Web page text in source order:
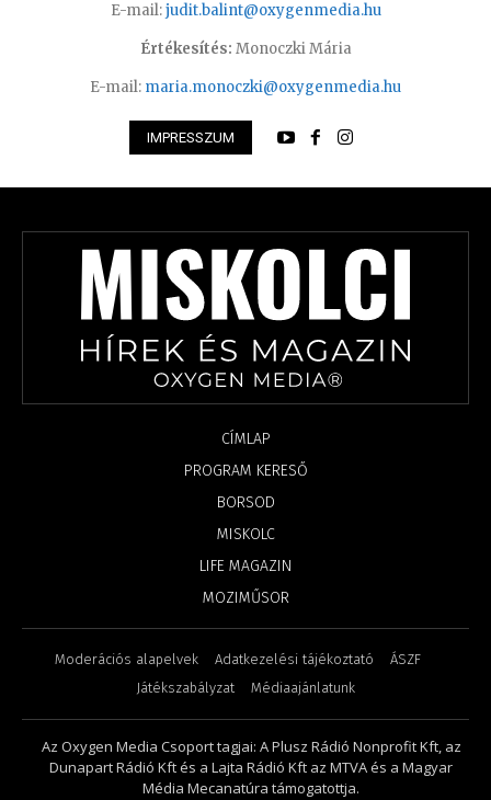
E-mail:judit.balint@oxygenmedia.hu
Értékesítés: Monoczki Mária
E-mail: maria.monoczki@oxygenmedia.hu
IMPRESSZUM
CÍMLAP
PROGRAM KERESŐ
BORSOD
MISKOLC
LIFE MAGAZIN
MOZIMŰSOR
Moderációs alapelvek Adatkezelési tájékoztató
ÁSZF
Játékszabályzat
Médiaajánlatunk
Az Oxygen Media Csoport tagjai: A Plusz Rádió Nonprofit Kft, az
Dunapart Rádió Kft és a Lajta Rádió Kft az MTVA és a Magyar
Média Mecanatúra támogatottja.